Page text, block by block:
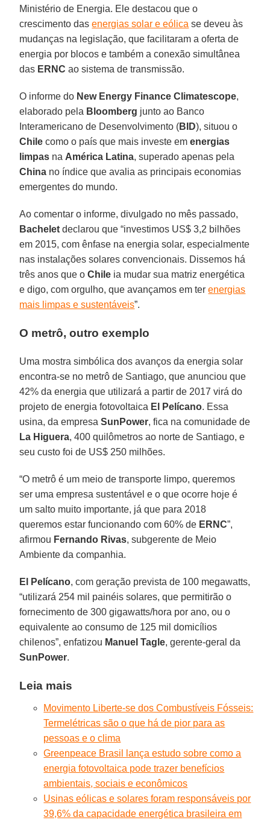
Ministério de Energia. Ele destacou que o
crescimento dasenergias solar e eólica se deveu às
mudanças na legislação, que facilitaram a oferta de
energia por blocos e também a conexão simultânea
das ERNC ao sistema de transmissão.
O informe do New Energy Finance Climatescope,
elaborado pela Bloomberg junto ao Banco
Interamericano de Desenvolvimento (BID), situou o
Chile como o país que mais investe emenergias
limpas na América Latina, superado apenas pela
China no índice que avalia as principais economias
emergentes do mundo.
Ao comentar o informe, divulgado no mês passado,
Bachelet declarou que “investimos US$ 3,2 bilhões
em 2015, com ênfase na energia solar, especialmente
nas instalações solares convencionais. Dissemos há
três anos que oChile ia mudar sua matriz energética
e digo, com orgulho, que avançamos em terenergias
mais limpas e sustentáveis”.
O metrô, outro exemplo
Uma mostra simbólica dos avanços da energia solar
encontra-se no metrô de Santiago, que anunciou que
42% da energia que utilizará a partir de 2017 virá do
projeto de energia fotovoltaica El Pelícano. Essa
usina, da empresaSunPower, fica na comunidade de
La Higuera, 400 quilômetros ao norte de Santiago, e
seu custo foi de US$ 250 milhões.
“O metrô é um meio de transporte limpo, queremos
ser uma empresa sustentável e o que ocorre hoje é
um salto muito importante, já que para 2018
queremos estar funcionando com 60% de ERNC”,
afirmou Fernando Rivas, subgerente de Meio
Ambiente da companhia.
El Pelícano, com geração prevista de 100 megawatts,
“utilizará 254 mil painéis solares, que permitirão o
fornecimento de 300 gigawatts/hora por ano, ou o
equivalente ao consumo de 125 mil domicílios
chilenos”, enfatizou Manuel Tagle, gerente-geral da
SunPower.
Leia mais
Movimento Liberte-se dos Combustíveis Fósseis:
Termelétricas são o que há de pior para as
pessoas e o clima
Greenpeace Brasil lança estudo sobre como a
energia fotovoltaica pode trazer benefícios
ambientais, sociais e econômicos
Usinas eólicas e solares foram responsáveis por
39,6% da capacidade energética brasileira em